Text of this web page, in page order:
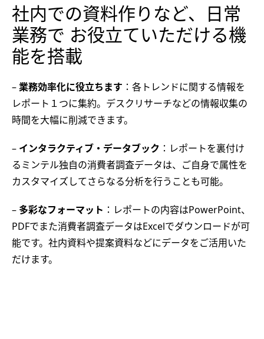
社内での資料作りなど、日常
業務で お役立ていただける機
能を搭載
–業務効率化に役立ちます ：各トレンドに関する情報を
レポート１つに集約。デスクリサーチなどの情報収集の
時間を大幅に削減できます。
– インタラクティブ・データブック ：レポートを裏付け
るミンテル独自の消費者調査データは、ご自身で属性を
カスタマイズしてさらなる分析を行うことも可能。
– 多彩なフォーマット ：レポートの内容はPowerPoint、
PDFでまた消費者調査データはExcelでダウンロードが可
能です。社内資料や提案資料などにデータをご活用いた
だけます。